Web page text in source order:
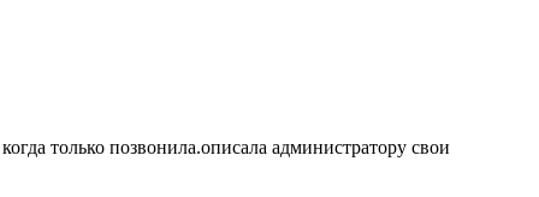
только позвонила.описала администратору свои